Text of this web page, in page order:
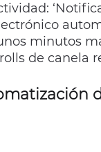
minutos
de canela